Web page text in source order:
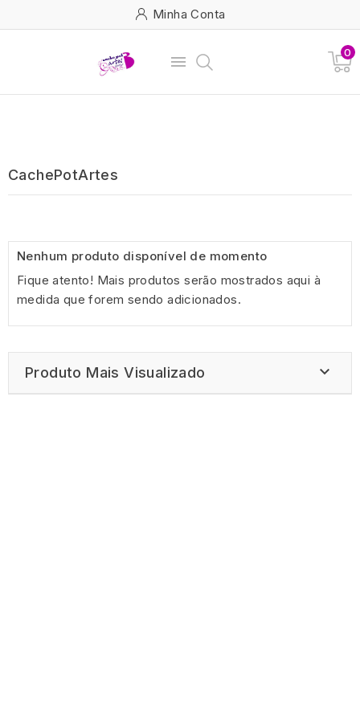
Minha Conta
 0
CachePotArtes
Nenhum produto disponível de momento
Fique atento! Mais produtos serão mostrados aqui à
medida que forem sendo adicionados.
Produto Mais Visualizado 